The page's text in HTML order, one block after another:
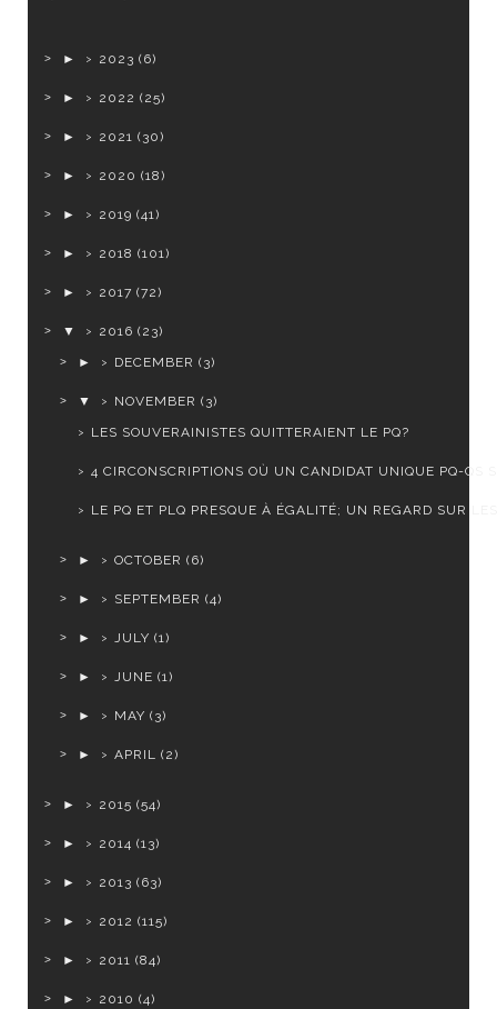
► 2023 (6)
► 2022 (25)
► 2021 (30)
► 2020 (18)
► 2019 (41)
► 2018 (101)
► 2017 (72)
▼ 2016 (23)
►
DECEMBER (3)
▼ NOVEMBER (3)
LES SOUVERAINISTES QUITTERAIENT LE PQ?
4 CIRCONSCRIPTIONS OÙ UN CANDIDAT UNIQUE PQ-QS
LE PQ ET PLQ PRESQUE À ÉGALITÉ; UN REGARD SUR
► OCTOBER (6)
► SEPTEMBER (4)
► JULY (1)
► JUNE (1)
► MAY (3)
► APRIL (2)
► 2015 (54)
► 2014 (13)
► 2013 (63)
► 2012 (115)
► 2011 (84)
► 2010 (4)